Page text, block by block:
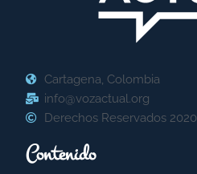
Cartagena, Colombia
info@vozactual.org
Derechos Reservados 2020
Contenido